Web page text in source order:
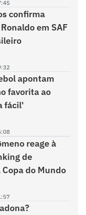
confirma
em SAF
apontam
favorita ao
fácil'
reage à
de
do Mundo